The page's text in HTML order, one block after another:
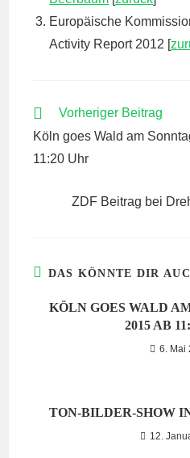
Europäische
Activity Report 2012 [
WEITERE
ANSEHEN
Vorheriger Beitrag
Köln goes Wald am
11:20 Uhr
ZDF Beitrag bei
DAS KÖNNTE DIR
KÖLN GOES WALD
2015 AB
6. Mai
TON-BILDER-SHOW
12.